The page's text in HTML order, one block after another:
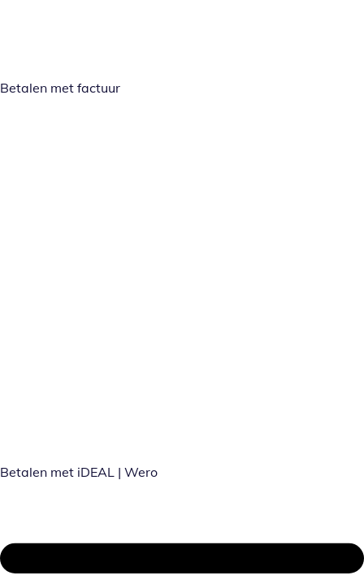
Betalen met factuur
Betalen met iDEAL | Wero